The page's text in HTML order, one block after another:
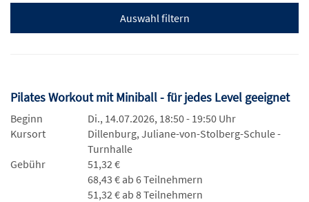
Pilates Workout mit Miniball - für jedes Level geeignet
Beginn
Di., 14.07.2026, 18:50 - 19:50 Uhr
Kursort
Dillenburg, Juliane-von-Stolberg-Schule -
Turnhalle
Gebühr
51,32 €
68,43 € ab 6 Teilnehmern
51,32 € ab 8 Teilnehmern